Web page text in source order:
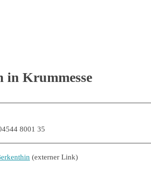
in Krummesse
8001 35
(externer Link)